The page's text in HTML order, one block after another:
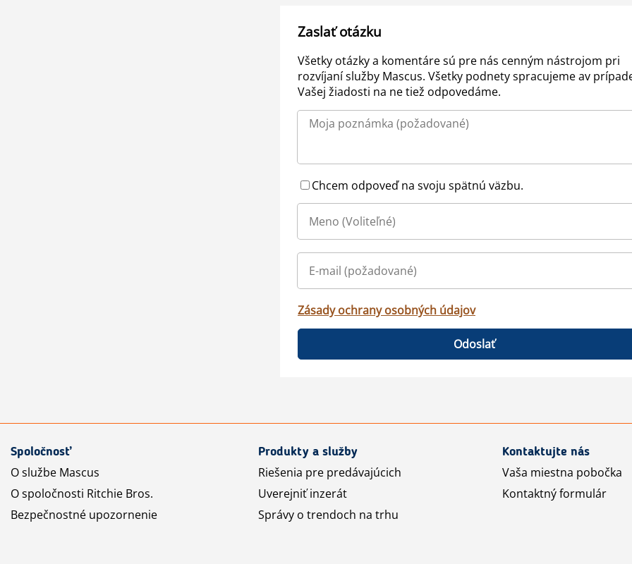
Zaslať otázku
Všetky otázky a komentáre sú pre nás cenným nástrojom pri
rozvíjaní služby Mascus. Všetky podnety spracujeme av
Vašej žiadosti na ne tiež odpovedáme.
Chcem odpoveď na svoju spätnú väzbu.
Zásady ochrany osobných údajov
Odoslať
Spoločnosť
O službe Mascus
O spoločnosti Ritchie Bros.
Bezpečnostné upozornenie
Produkty a služby
Riešenia pre predávajúcich
Uverejniť inzerát
Správy o trendoch na trhu
Kontaktujte nás
Vaša miestna pobočka
Kontaktný formulár